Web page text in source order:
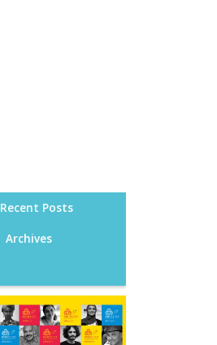
Recent Posts
Archives